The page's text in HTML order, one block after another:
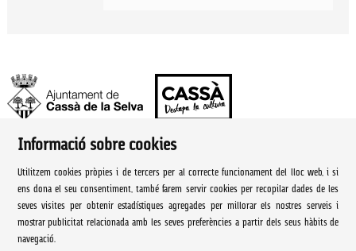
Ajuntament de Cassà de la Selva | Àrea de cultura
Rambla Onze de Setembre, 107
Cassà de la Selva Tel. 972 460 005
culturacassa@cassa.cat
Informació sobre cookies
Utilitzem cookies pròpies i de tercers per al correcte funcionament del lloc web, i si
ens dona el seu consentiment, també farem servir cookies per recopilar dades de les
seves visites per obtenir estadístiques agregades per millorar els nostres serveis i
mostrar publicitat relacionada amb les seves preferències a partir dels seus hàbits de
navegació.